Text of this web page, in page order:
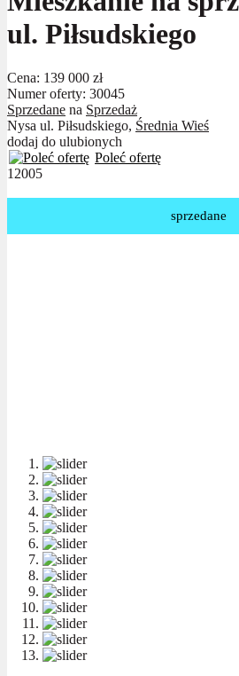
ul. Piłsudskiego
Cena: 139 000 zł
Numer oferty: 30045
Sprzedane na Sprzedaż
Nysa ul. Piłsudskiego, Średnia Wieś
dodaj do ulubionych
Poleć ofertę
12005
sprzedane